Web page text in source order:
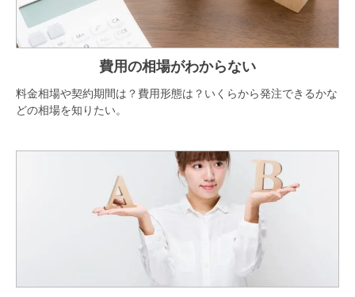
費用の相場がわからない
料金相場や契約期間は？費用形態は？いくらから発注できるかな
どの相場を知りたい。